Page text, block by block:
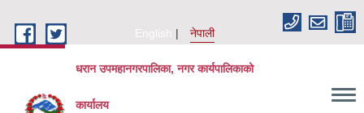
English
नेपाली
धरान उपमहानगरपालिका, नगर कार्यपालिकाको
कार्यालय